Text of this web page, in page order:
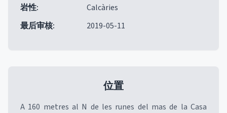
岩性:
Calcàries
最后审核: 2019-05-11
位置
A 160 metres al N de les runes del mas de la Casa